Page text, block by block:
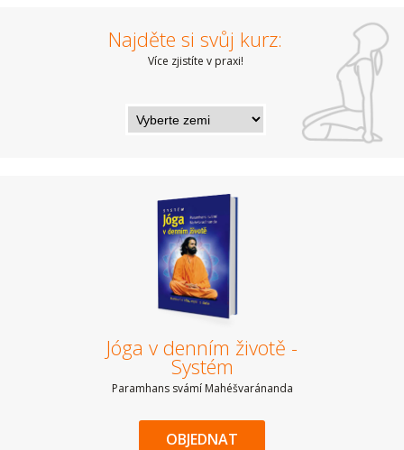
Najděte si svůj kurz:
Více zjistíte v praxi!
Jóga v denním životě -
Systém
Paramhans svámí Mahéšvaránanda
OBJEDNAT